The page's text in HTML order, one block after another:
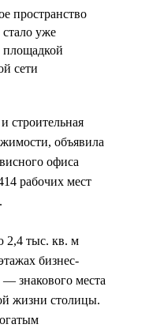
пространство
уже
площадкой
сети
строительная
объявила
офиса
рабочих мест
2,4 тыс. кв. м
бизнес-
знакового места
жизни столицы.